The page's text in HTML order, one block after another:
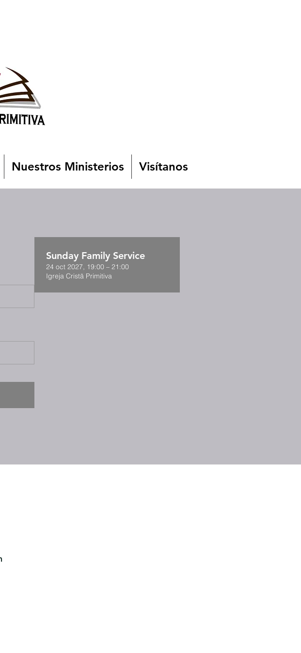
Nuestros Ministerios Visítanos
Sunday Family Service
24 oct 2027, 19:00 – 21:00
Igreja Cristã Primitiva